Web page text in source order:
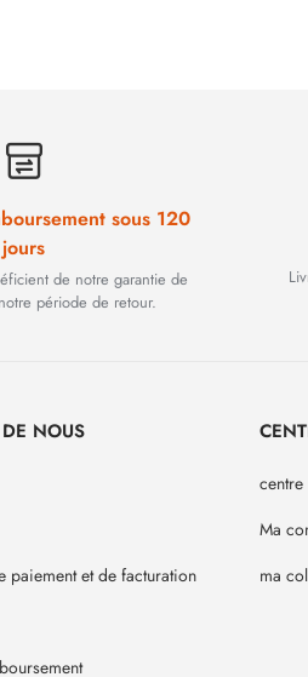
sous 120
jours
de notre garantie de
période de retour.
NOUS
paiement et de facturation
Ma
ma